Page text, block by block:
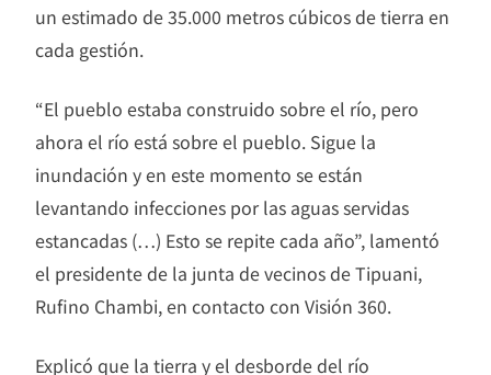
un estimado de 35.000 metros cúbicos de tierra en
cada gestión.
“El pueblo estaba construido sobre el río, pero
ahora el río está sobre el pueblo. Sigue la
inundación y en este momento se están
levantando infecciones por las aguas servidas
estancadas (…) Esto se repite cada año”, lamentó
el presidente de la junta de vecinos de Tipuani,
Rufino Chambi, en contacto con Visión 360.
Explicó que la tierra y el desborde del río